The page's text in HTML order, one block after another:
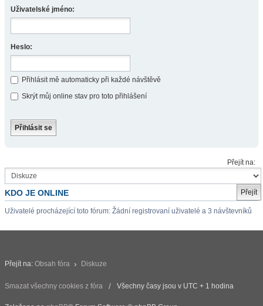
Uživatelské jméno:
Heslo:
Přihlásit mě automaticky při každé návštěvě
Skrýt můj online stav pro toto přihlášení
Přejít na:
KDO JE ONLINE
Uživatelé procházející toto fórum: Žádní registrovaní uživatelé a 3 návštevníků
Přejít na: Obsah fóra Diskuze
Smazat všechny cookies z fóra Všechny časy jsou v UTC + 1 hodina